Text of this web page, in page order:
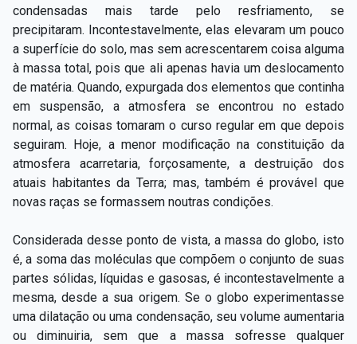
condensadas mais tarde pelo resfriamento, se
precipitaram. Incontestavelmente, elas elevaram um pouco
a superfície do solo, mas sem acrescentarem coisa alguma
àmassa total, pois que ali apenas havia um deslocamento
de matéria. Quando, expurgada dos elementos que continha
em suspensão, a atmosfera se encontrou no estado
normal, as coisas tomaram o curso regular em que depois
seguiram. Hoje, a menor modificação na constituição da
atmosfera acarretaria, forçosamente, a destruição dos
atuais habitantes da Terra; mas, também é provável que
novas raças se formassem noutras condições.
Considerada desse ponto de vista, a massa do globo, isto
é, a soma das moléculas que compõem o conjunto de suas
partes sólidas, líquidas e gasosas, é incontestavelmente a
mesma, desde a sua origem. Se o globo experimentasse
uma dilatação ou uma condensação, seu volume aumentaria
ou diminuiria, sem que a massa sofresse qualquer